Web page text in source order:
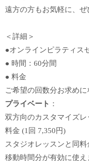
遠方の方もお気軽に、ぜ
＜詳細＞
●オンラインピラティス
● 時間：60分間
● 料金
ご希望の回数分お求め
プライベート ：
双方向のカスタマイズレ
料金 (1回 7,350円)
スタジオレッスンと同
移動時間分が有効に使